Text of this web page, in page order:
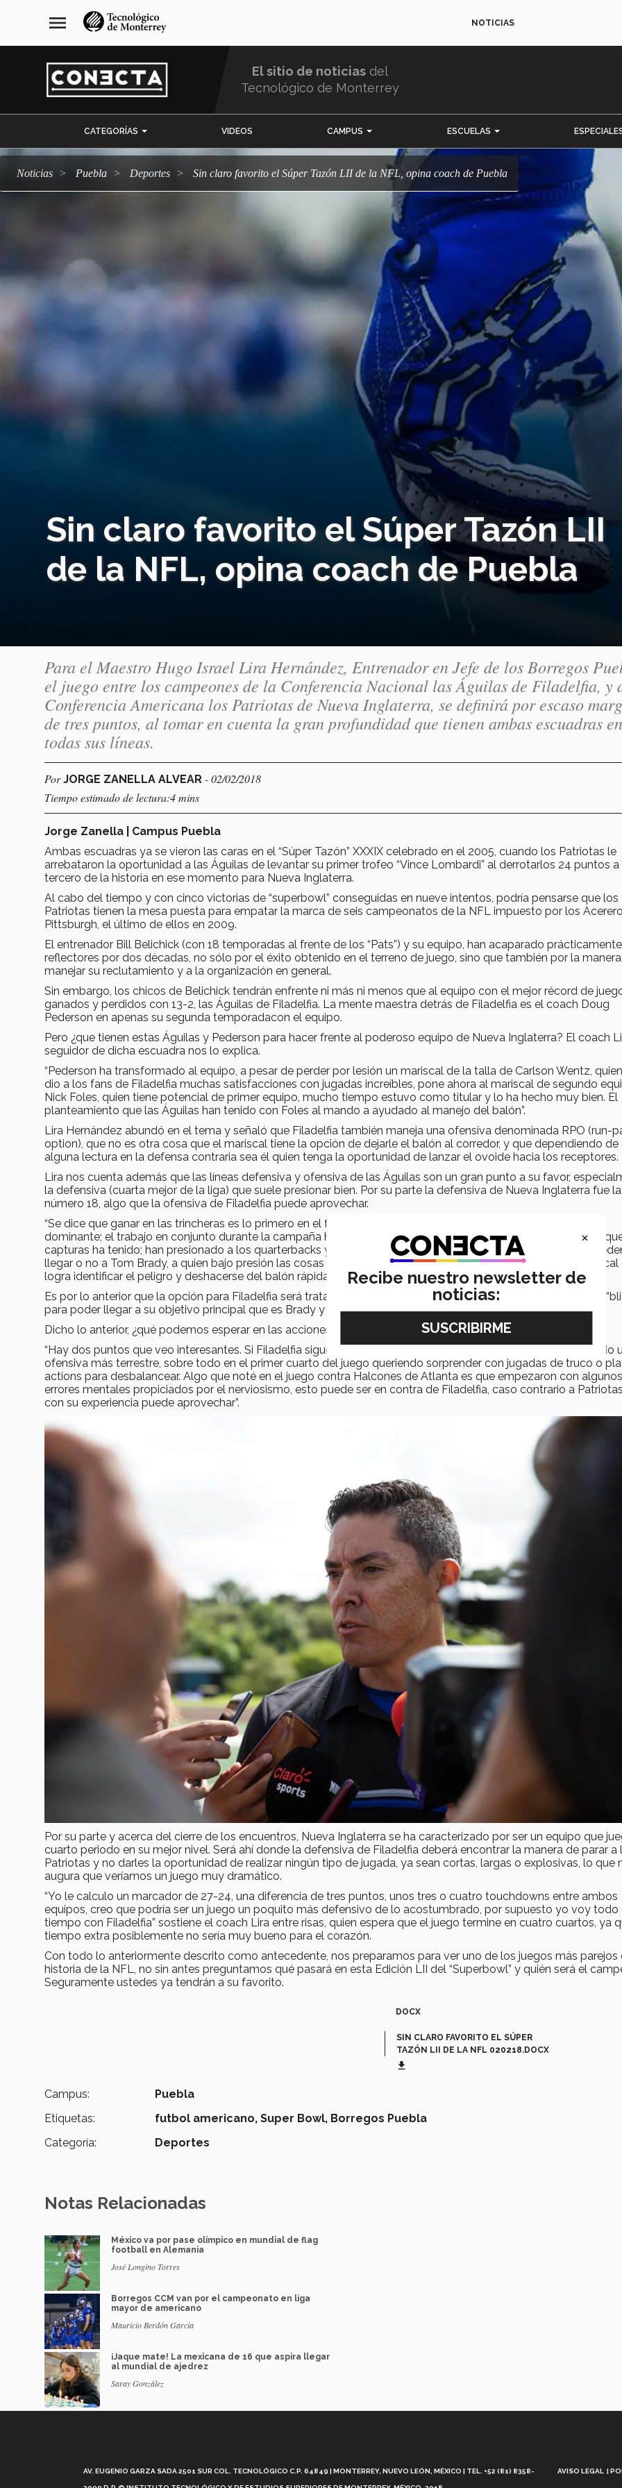
navegación
principal
menu NOTICIAS
El sitio de noticias del
Tecnológico de Monterrey
CATEGORÍAS VIDEOS CAMPUS ESCUELAS
Noticias Puebla deportes Sin claro favorito el Súper Tazón LII de la NFL, opina coach de Puebla
Sin claro favorito el Súper Tazón LII
de la NFL, opina coach de Puebla
Para el Maestro Hugo Israel Lira Hernández, Entrenador en Jefe de los Borregos
el juego entre los campeones de la Conferencia Nacional las Águilas de Filadelfia, y
Conferencia Americana los Patriotas de Nueva Inglaterra, se definirá por escaso
de tres puntos, al tomar en cuenta la gran profundidad que tienen ambas escuadras en
todas sus líneas.
PorJORGE ZANELLA ALVEAR - 02/02/2018
Tiempo estimado de lectura:4 mins
Jorge Zanella | Campus Puebla
Ambas escuadras ya se vieron las caras en el “Súper Tazón” XXXIX celebrado en el 2005, cuando los Patriotas le
arrebataron la oportunidad a las Águilas de levantar su primer trofeo “Vince Lombardi” al derrotarlos 24 puntos a
tercero de la historia en ese momento para Nueva Inglaterra.
Al cabo del tiempo y con cinco victorias de “superbowl” conseguidas en nueve intentos, podría pensarse que los
Patriotas tienen la mesa puesta para empatar la marca de seis campeonatos de la NFL impuesto por los
Pittsburgh, el último de ellos en 2009.
El entrenador Bill Belichick (con 18 temporadas al frente de los “Pats”) y su equipo, han acaparado
reflectores por dos décadas, no sólo por el éxito obtenido en el terreno de juego, sino que también por la
manejar su reclutamiento y a la organización en general.
Sin embargo, los chicos de Belichick tendrán enfrente ni más ni menos que al equipo con el mejor récord de
ganados y perdidos con 13-2, las Águilas de Filadelfia. La mente maestra detrás de Filadelfia es el coach Doug
Pederson en apenas su segunda temporadacon el equipo.
Pero ¿que tienen estas Águilas y Pederson para hacer frente al poderoso equipo de Nueva Inglaterra? El coach
seguidor de dicha escuadra nos lo explica.
“Pederson ha transformado al equipo, a pesar de perder por lesión un mariscal de la talla de Carlson Wentz,
dio a los fans de Filadelfia muchas satisfacciones con jugadas increíbles, pone ahora al mariscal de segundo
Nick Foles, quien tiene potencial de primer equipo, mucho tiempo estuvo como titular y lo ha hecho muy bien. El
planteamiento que las Águilas han tenido con Foles al mando a ayudado al manejo del balón”.
Lira Hernández abundó en el tema y señaló que Filadelfia también maneja una ofensiva denominada RPO (run-
option), que no es otra cosa que el mariscal tiene la opción de dejarle el balón al corredor, y que dependiendo de
alguna lectura en la defensa contraria sea él quien tenga la oportunidad de lanzar el ovoide hacia los receptores.
Lira nos cuenta además que las líneas defensiva y ofensiva de las Águilas son un gran punto a su favor,
la defensiva (cuarta mejor de la liga) que suele presionar bien. Por su parte la defensiva de Nueva Inglaterra fue la
número 18, algo que la ofensiva de Filadelfia puede aprovechar.
“Se dice que ganar en las trincheras es lo primero en el fútbol americano y la ofensiva de este equipo es muy
dominante; el trabajo en conjunto durante la campaña ha sido sobresaliente. Por otra parte su defensiva es la
capturas ha tenido; han presionado a los quarterbacks y creo que una de las claves para este partido es si
llegar o no a Tom Brady, a quien bajo presión las cosas se le complican, aunque a final de cuentas es un mariscal
logra identificar el peligro y deshacerse del balón rápidamente”.
Es por lo anterior que la opción para Filadelfia será tratar de “maquillar” de alguna manera las coberturas y los
para poder llegar a su objetivo principal que es Brady y sacarlo de su juego cómodo.
Dicho lo anterior, ¿qué podemos esperar en las acciones del juego?, nuestro experto nos lo dice.
“Hay dos puntos que veo interesantes. Si Filadelfia sigue con el juego que le hemos visto estaríamos esperando
ofensiva más terrestre, sobre todo en el primer cuarto del juego queriendo sorprender con jugadas de truco o
actions para desbalancear. Algo que noté en el juego contra Halcones de Atlanta es que empezaron con algunos
errores mentales propiciados por el nerviosismo, esto puede ser en contra de Filadelfia, caso contrario a
con su experiencia puede aprovechar”.
Por su parte y acerca del cierre de los encuentros, Nueva Inglaterra se ha caracterizado por ser un equipo que
cuarto periodo en su mejor nivel. Será ahí donde la defensiva de Filadelfia deberá encontrar la manera de parar a
Patriotas y no darles la oportunidad de realizar ningún tipo de jugada, ya sean cortas, largas o explosivas, lo que
augura que veríamos un juego muy dramático.
“Yo le calculo un marcador de 27-24, una diferencia de tres puntos, unos tres o cuatro touchdowns entre ambos
equipos, creo que podría ser un juego un poquito más defensivo de lo acostumbrado, por supuesto yo voy todo
tiempo con Filadelfia” sostiene el coach Lira entre risas, quien espera que el juego termine en cuatro cuartos, ya
tiempo extra posiblemente no sería muy bueno para el corazón.
Con todo lo anteriormente descrito como antecedente, nos preparamos para ver uno de los juegos más parejos
historia de la NFL, no sin antes preguntamos qué pasará en esta Edición LII del “Superbowl” y quién será el
Seguramente ustedes ya tendrán a su favorito.
DOCX
SIN CLARO FAVORITO EL SÚPER
TAZÓN LII DE LA NFL 020218.DOCX
get_app
Campus:
Puebla
Etiquetas:
futbol americano, Super Bowl, Borregos Puebla
Categoría:
Deportes
Notas Relacionadas
México va por pase olímpico en mundial de flag
football en Alemania
José Longino Torres
Borregos CCM van por el campeonato en liga
mayor de americano
Mauricio Berdón García
¡Jaque mate! La mexicana de 16 que aspira llegar
al mundial de ajedrez
Saray González
AV. EUGENIO GARZA SADA 2501 SUR COL. TECNOLÓGICO C.P. 64849 | MONTERREY, NUEVO LEÓN, MÉXICO | TEL. +52 (81) 8358- AVISO LEGAL
×
Recibe nuestro newsletter de
noticias: